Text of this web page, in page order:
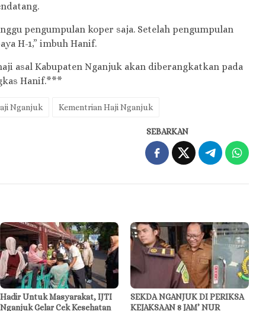
pengumpulan koper saja. Setelah pengumpulan
H-1,” imbuh Hanif.
asal Kabupaten Nganjuk akan diberangkatkan pada
Hanif.***
Nganjuk Kementrian Haji Nganjuk
SEBARKAN
Hadir Untuk Masyarakat, IJTI
Nganjuk Gelar Cek Kesehatan
SEKDA NGANJUK DI PERIKSA
KEJAKSAAN 8 JAM’ NUR